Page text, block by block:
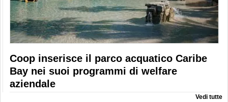
Coop inserisce il parco acquatico Caribe
Bay nei suoi programmi di welfare
aziendale
Vedi tutte